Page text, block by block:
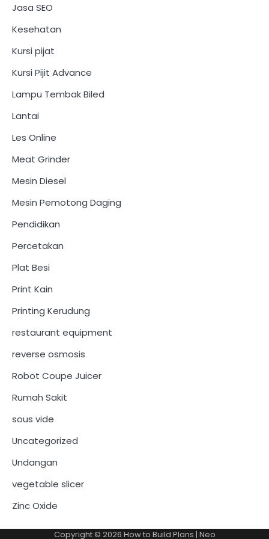
Jasa SEO
Kesehatan
Kursi pijat
Kursi Pijit Advance
Lampu Tembak Biled
Lantai
Les Online
Meat Grinder
Mesin Diesel
Mesin Pemotong Daging
Pendidikan
Percetakan
Plat Besi
Print Kain
Printing Kerudung
restaurant equipment
reverse osmosis
Robot Coupe Juicer
Rumah Sakit
sous vide
Uncategorized
Undangan
vegetable slicer
Zinc Oxide
Copyright © 2026 How to Build Plans | Neo